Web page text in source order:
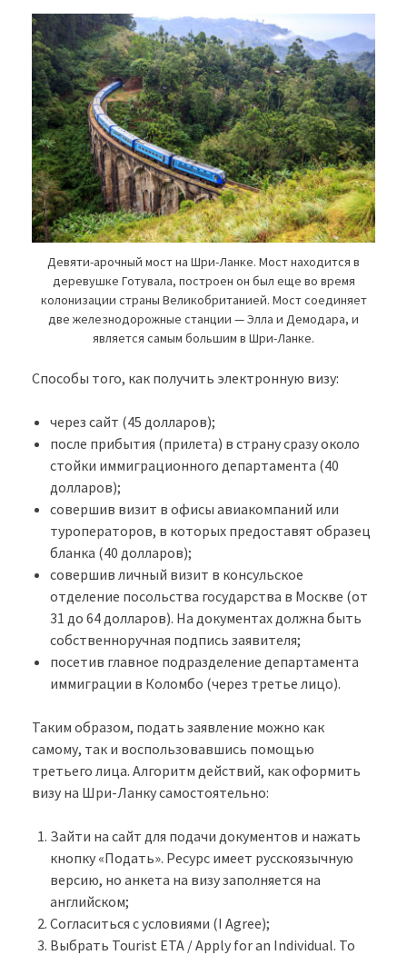
Девяти-арочный мост на Шри-Ланке. Мост находится в
деревушке Готувала, построен он был еще во время
колонизации страны Великобританией. Мост соединяет
две железнодорожные станции — Элла и Демодара, и
является самым большим в Шри-Ланке.
Способы того, как получить электронную визу:
через сайт (45 долларов);
после прибытия (прилета) в страну сразу около
стойки иммиграционного департамента (40
долларов);
совершив визит в офисы авиакомпаний или
туроператоров, в которых предоставят образец
бланка (40 долларов);
совершив личный визит в консульское
отделение посольства государства в Москве (от
31 до 64 долларов). На документах должна быть
собственноручная подпись заявителя;
посетив главное подразделение департамента
иммиграции в Коломбо (через третье лицо).
Таким образом, подать заявление можно как
самому, так и воспользовавшись помощью
третьего лица. Алгоритм действий, как оформить
визу на Шри-Ланку самостоятельно:
Зайти на сайт для подачи документов и нажать
кнопку «Подать». Ресурс имеет русскоязычную
версию, но анкета на визу заполняется на
английском;
Согласиться с условиями (I Agree);
Выбрать Tourist ETA / Apply for an Individual. То